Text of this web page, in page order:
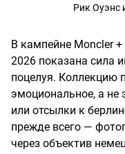
Рик Оуэнс
В кампейне Moncler +
2026 показана сила
поцелуя. Коллекцию
эмоциональное, а не
или отсылки к
прежде всего —
через объектив